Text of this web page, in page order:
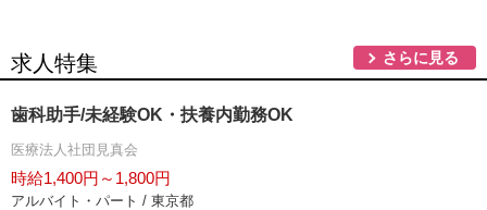
求人特集 さらに見る
歯科助手/未経験OK・扶養内勤務OK
医療法人社団見真会
時給1,400円～1,800円
アルバイト・パート / 東京都